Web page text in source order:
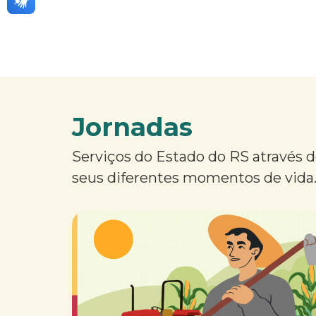
Jornadas
Serviços do Estado do RS através
seus diferentes momentos de vida.